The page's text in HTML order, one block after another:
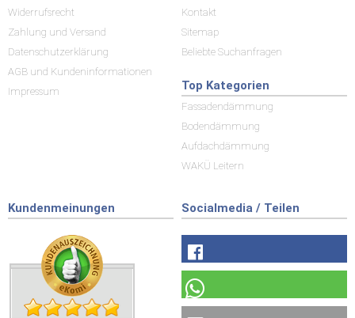
Widerrufsrecht
Zahlung und Versand
Datenschutzerklärung
AGB und Kundeninformationen
Impressum
Kontakt
Sitemap
Beliebte Suchanfragen
Top Kategorien
Fassadendämmung
Bodendämmung
Aufdachdämmung
WAKÜ Leitern
Kundenmeinungen Socialmedia / Teilen